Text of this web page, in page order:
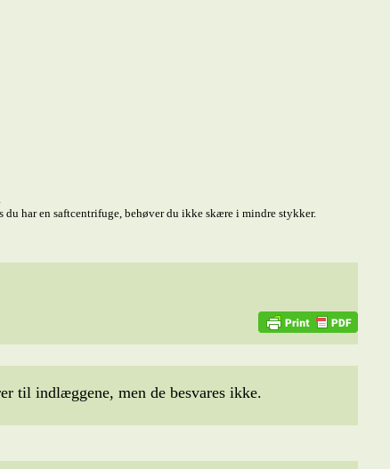
du har en saftcentrifuge, behøver du ikke skære i mindre stykker.
til indlæggene, men de besvares ikke.